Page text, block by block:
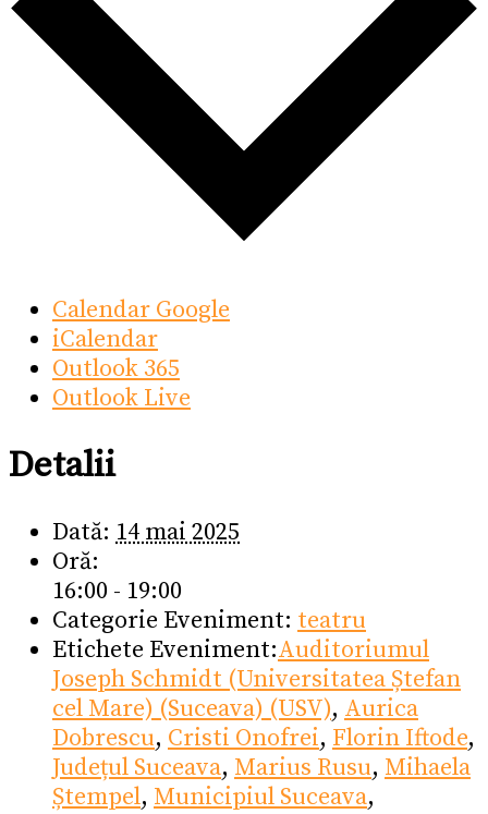
Calendar Google
iCalendar
Outlook 365
Outlook Live
Detalii
Dată: 14 mai 2025
Oră:
16:00 - 19:00
Categorie Eveniment: teatru
Etichete Eveniment:Auditoriumul
Joseph Schmidt (Universitatea Ștefan
cel Mare) (Suceava) (USV), Aurica
Dobrescu, Cristi Onofrei, Florin Iftode,
Județul Suceava, Marius Rusu, Mihaela
Ștempel, Municipiul Suceava,